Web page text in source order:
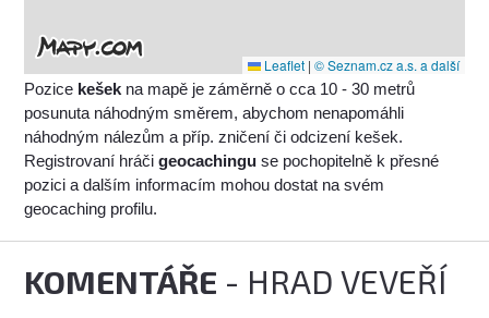
Leaflet | © Seznam.cz a.s. a další
Pozice kešek na mapě je záměrně o cca 10 - 30 metrů
posunuta náhodným směrem, abychom nenapomáhli
náhodným nálezům a příp. zničení či odcizení kešek.
Registrovaní hráčigeocachingu se pochopitelně k přesné
pozici a dalším informacím mohou dostat na svém
geocaching profilu.
KOMENTÁŘE - HRAD VEVEŘÍ